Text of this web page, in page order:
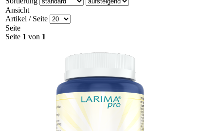
Ansicht
Artikel / Seite
Seite
Seite 1 von 1